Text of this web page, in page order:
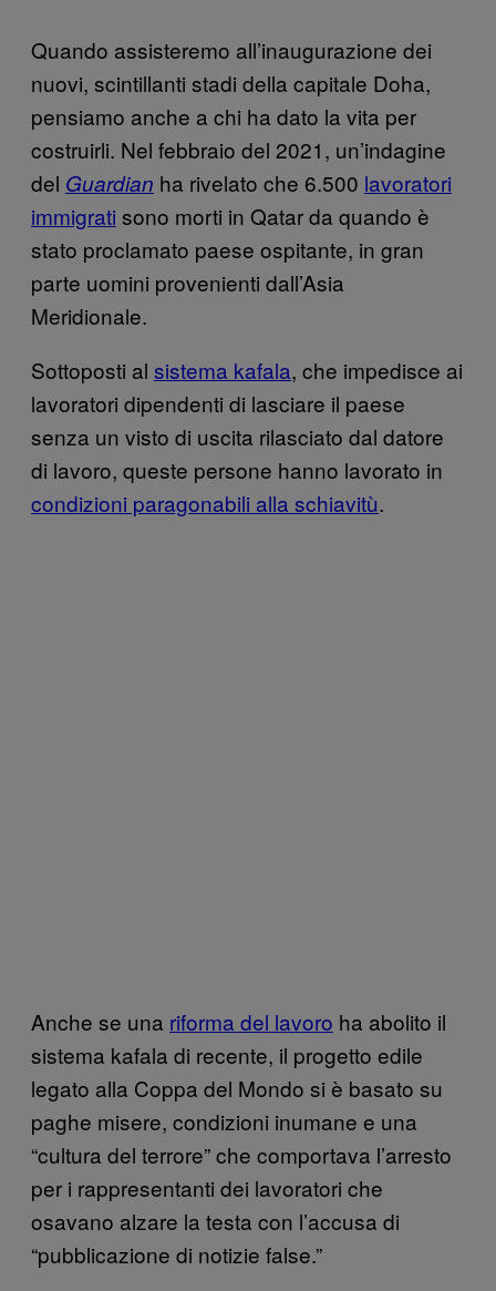
Quando assisteremo all’inaugurazione dei
nuovi, scintillanti stadi della capitale Doha,
pensiamo anche a chi ha dato la vita per
costruirli. Nel febbraio del 2021, un’indagine
del Guardian ha rivelato che 6.500 lavoratori
immigrati sono morti in Qatar da quando è
stato proclamato paese ospitante, in gran
parte uomini provenienti dall’Asia
Meridionale.
Sottoposti al sistema kafala, che impedisce ai
lavoratori dipendenti di lasciare il paese
senza un visto di uscita rilasciato dal datore
di lavoro, queste persone hanno lavorato in
condizioni paragonabili alla schiavitù.
Anche se una riforma del lavoro ha abolito il
sistema kafala di recente, il progetto edile
legato alla Coppa del Mondo si è basato su
paghe misere, condizioni inumane e una
“cultura del terrore” che comportava l’arresto
per i rappresentanti dei lavoratori che
osavano alzare la testa con l’accusa di
“pubblicazione di notizie false.”